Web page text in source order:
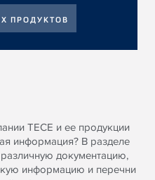
TECE и ее продукции
информация? В разделе
документацию,
информацию и перечни
ПРОДУКТОВ